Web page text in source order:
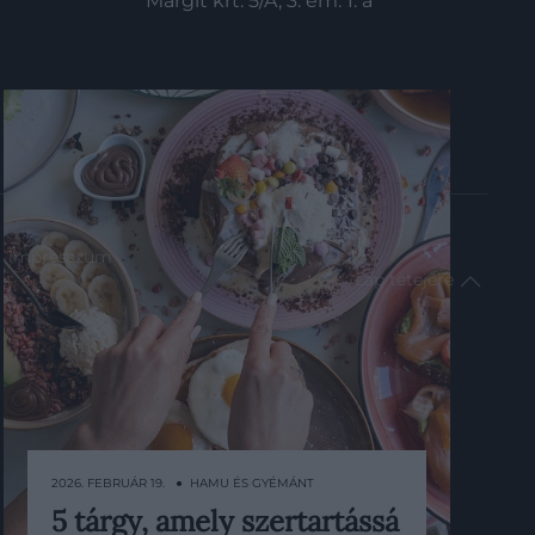
2026. FEBRUÁR 19. ● HAMU ÉS GYÉMÁNT
5 tárgy, amely szertartássá
impresszum
Lap tetejére